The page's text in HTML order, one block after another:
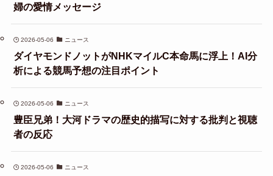
婦の愛情メッセージ
2026-05-06 ニュース
ダイヤモンドノットがNHKマイルC本命馬に浮上！AI分
析による競馬予想の注目ポイント
2026-05-06 ニュース
豊臣兄弟！大河ドラマの歴史的描写に対する批判と視聴
者の反応
2026-05-06 ニュース